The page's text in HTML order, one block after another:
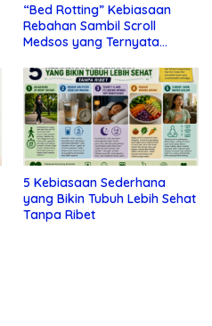
“Bed Rotting” Kebiasaan
Rebahan Sambil Scroll
Medsos yang Ternyata
5 Kebiasaan Sederhana
yang Bikin Tubuh Lebih Sehat
Tanpa Ribet